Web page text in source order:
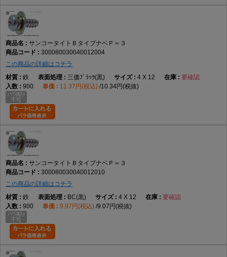
サンコータイトＢタイプナベＰ＝３
300080030040012004
この商品の詳細はコチラ
鉄
三価ﾌﾞﾗｯｸ(黒) 4 X 12
要確認
900
11.37円(税込) 10.34円(税抜)
サンコータイトＢタイプナベＰ＝３
300080030040012010
この商品の詳細はコチラ
鉄
BC(黒) 4 X 12
要確認
900
9.97円(税込) 9.07円(税抜)